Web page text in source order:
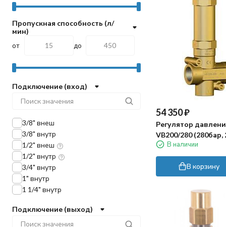
54 350₽
Регулятор
VB200/280
1"г-1"г, By-pass 1"г)
В наличии
В корзину
Пропускная способность (л/
мин)
от
до
Подключение (вход)
3/8" внеш
3/8" внутр
1/2" внеш
1/2" внутр
3/4" внутр
1" внутр
1 1/4" внутр
Подключение (выход)